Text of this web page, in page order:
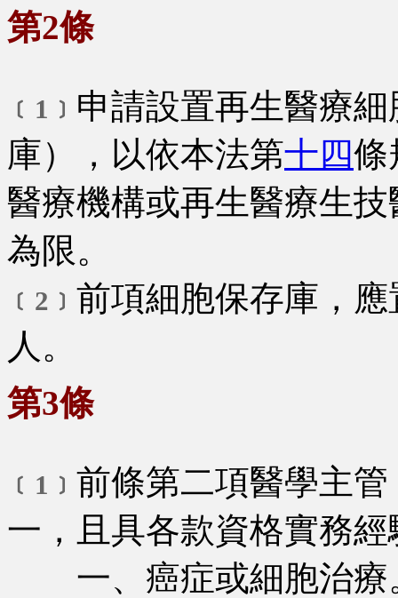
第2條
﹝1﹞ 申請設置再生醫療
庫），以依本法第十四條
醫療機構或再生醫療生
為限。
﹝2﹞ 前項細胞保存庫，
人。
第3條
﹝1﹞ 前條第二項醫學主
一，且具各款資格實務
一、癌症或細胞治療